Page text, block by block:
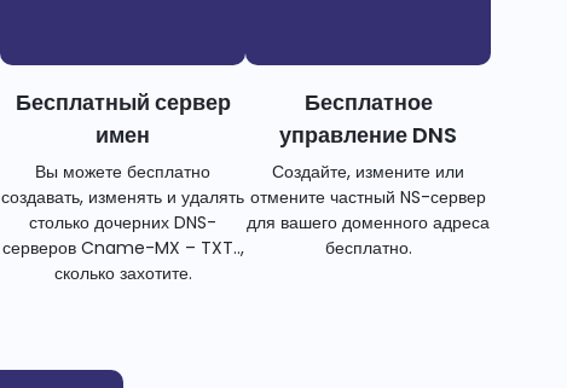
Бесплатный сервер
имен
Вы можете бесплатно
создавать, изменять и удалять
столько дочерних DNS-
серверов Cname-MX – TXT..,
сколько захотите.
Бесплатное
управление DNS
Создайте, измените или
отмените частный NS-сервер
для вашего доменного адреса
бесплатно.